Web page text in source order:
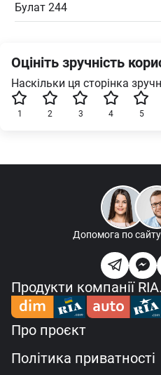
Булат 244
Оцініть зручність
Наскільки ця сторінка
5
4
3
2
1
Допомога по сайту
Продукти компанії
Про проєкт
Політика приватності